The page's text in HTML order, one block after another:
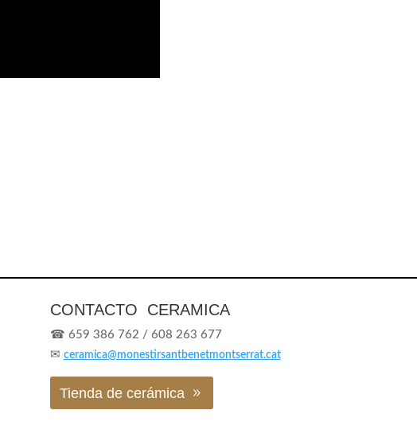
CONTACTO CERAMICA
☎ 659 386 762 / 608 263 677
✉ ceramica@monestirsantbenetmontserrat.cat
Tienda de cerámica